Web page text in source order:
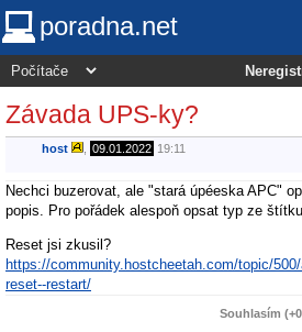
poradna.net
Závada UPS-ky?
host 09.01.2022 19:11
Nechci buzerovat, ale "stará úpéeska APC"
popis. Pro pořádek alespoň opsat typ ze štítku.
Reset jsi zkusil?
https://community.hostcheetah.com/topic/
reset--restart/
Souhlasím